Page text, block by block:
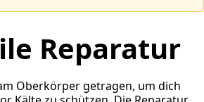
Reparatur
Oberkörper getragen, um dich